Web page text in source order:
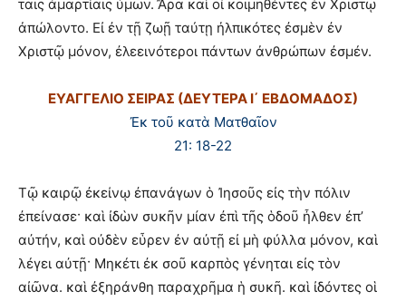
ταῖς ἁμαρτίαις ὑμῶν. Ἄρα καὶ οἱ κοιμηθέντες ἐν Χριστῷ
ἀπώλοντο. Εἰ ἐν τῇ ζωῇ ταύτῃ ἠλπικότες ἐσμὲν ἐν
Χριστῷ μόνον, ἐλεεινότεροι πάντων ἀνθρώπων ἐσμέν.
ΕΥΑΓΓΕΛΙΟ ΣΕΙΡΑΣ (ΔΕΥΤΕΡΑ Ι΄ ΕΒΔΟΜΑΔΟΣ)
Ἐκ τοῦ κατὰ Ματθαῖον
21: 18-22
Τῷ καιρῷ ἐκείνῳ ἐπανάγων ὁ Ἰησοῦς εἰς τὴν πόλιν
ἐπείνασε· καὶ ἰδὼν συκῆν μίαν ἐπὶ τῆς ὁδοῦ ἦλθεν ἐπ’
αὐτήν, καὶ οὐδὲν εὗρεν ἐν αὐτῇ εἰ μὴ φύλλα μόνον, καὶ
λέγει αὐτῇ· Μηκέτι ἐκ σοῦ καρπὸς γένηται εἰς τὸν
αἰῶνα. καὶ ἐξηράνθη παραχρῆμα ἡ συκῆ. καὶ ἰδόντες οἱ